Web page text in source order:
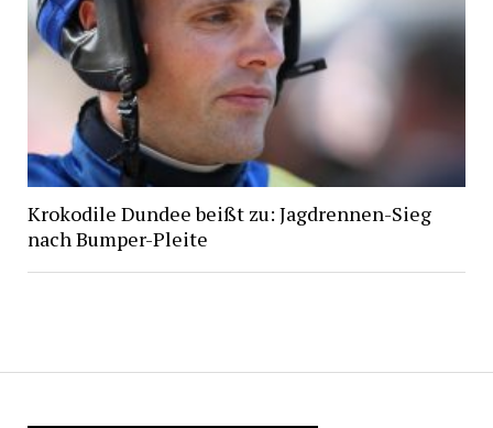
Krokodile Dundee beißt zu: Jagdrennen-Sieg
nach Bumper-Pleite